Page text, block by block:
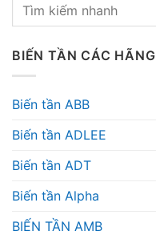
BIẾN TẦN CÁC HÃNG
Biến tần ABB
Biến tần ADLEE
Biến tần ADT
Biến tần Alpha
BIẾN TẦN AMB